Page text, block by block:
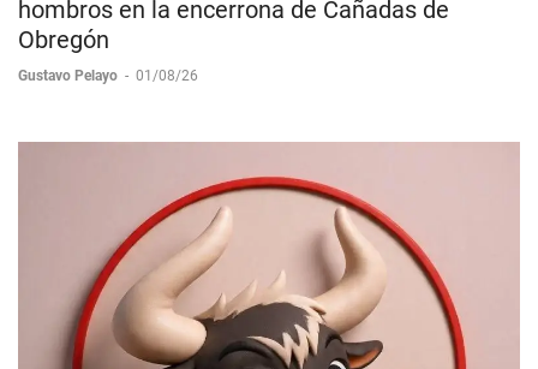
hombros en la encerrona de Cañadas de
Obregón
Gustavo Pelayo - 01/08/26